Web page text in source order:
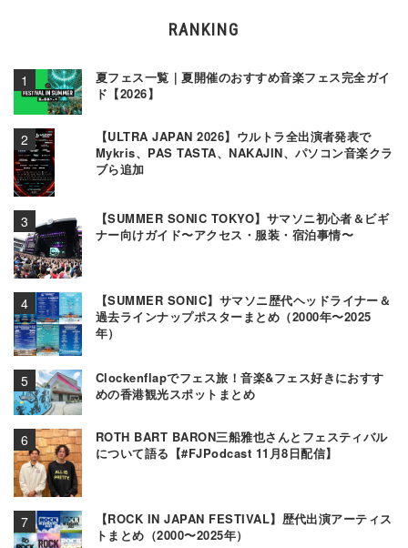
RANKING
夏フェス一覧｜夏開催のおすすめ音楽フェス完全ガイ
ド【2026】
【ULTRA JAPAN 2026】ウルトラ全出演者発表で
Mykris、PAS TASTA、NAKAJIN、パソコン音楽クラ
ブら追加
【SUMMER SONIC TOKYO】サマソニ初心者＆ビギ
ナー向けガイド〜アクセス・服装・宿泊事情〜
【SUMMER SONIC】サマソニ歴代ヘッドライナー＆
過去ラインナップポスターまとめ（2000年〜2025
年）
Clockenflapでフェス旅！音楽&フェス好きにおすす
めの香港観光スポットまとめ
ROTH BART BARON三船雅也さんとフェスティバル
について語る【#FJPodcast 11月8日配信】
【ROCK IN JAPAN FESTIVAL】歴代出演アーティス
トまとめ（2000〜2025年）